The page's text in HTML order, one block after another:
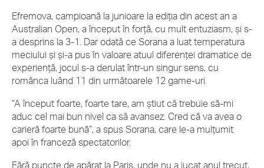
Efremova, campioană la junioare la ediția din acest an a
Australian Open, a început în forță, cu mult entuziasm, și s-
a desprins la 3-1. Dar odată ce Sorana a luat temperatura
meciului și și-a pus în valoare atuul diferenței dramatice de
experiență, jocul s-a derulat într-un singur sens, cu
românca luând 11 din următoarele 12 game-uri.
“A început foarte, foarte tare, am știut că trebuie să-mi
aduc cel mai bun nivel ca să avansez. Cred că va avea o
carieră foarte bună”, a spus Sorana, care le-a mulțumit
apoi în franceză spectatorilor.
Fără puncte de apărat la Paris, unde nu a jucat anul trecut,